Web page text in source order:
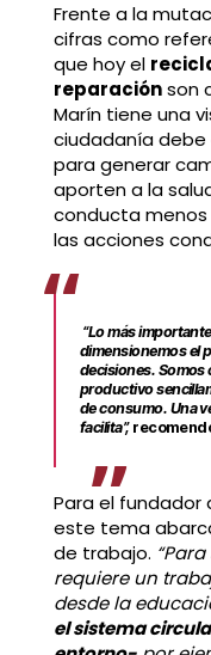
Frente a la
cifras como
que hoy el
reparaciónson
Marín tiene una
ciudadanía debe
para generar
aporten a la
conducta menos
las acciones
“Lo más
dimensionemos el
decisiones. Somos
productivo
de consumo. Una
facilita”,
Para el fundador
este tema
de trabajo.
requiere un
desde la
el sistema